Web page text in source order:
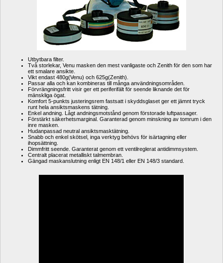
Utbytbara filter.
Två storlekar, Venu masken den mest vanligaste och Zenith för den som har
ett smalare ansikte.
Vikt endast 480g(Venu) och 625g(Zenith).
Passar alla och kan kombineras till många användningsområden.
Förvrängningsfritt visir ger ett periferifält för seende liknande det för
mänskliga ögat.
Komfort 5-punkts justeringsrem fastsatt i skyddsglaset ger ett jämnt tryck
runt hela ansiktsmaskens tätning.
Enkel andning. Lågt andningsmotstånd genom förstorade luftpassager.
Förstärkt säkerhetsmarginal. Garanterad genom minskning av tomrum i den
inre masken.
Hudanpassad neutral ansiktsmasktätning.
Snabb och enkel skötsel, inga verktyg behövs för isärtagning eller
ihopsättning.
Dimmfritt seende. Garanterat genom ett ventilreglerat antidimmsystem.
Centralt placerat metalliskt talmembran.
Gängad maskanslutning enligt EN 148/1 eller EN 148/3 standard.